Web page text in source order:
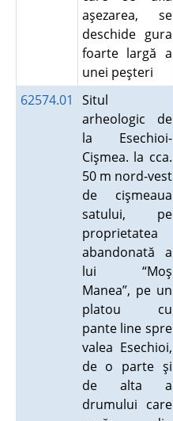
aşezarea, se
deschide gura
foarte largă a
unei peşteri
62574.01
Situl
arheologic de
la Esechioi-
Cişmea. la cca.
50 m nord-vest
de cişmeaua
satului, pe
proprietatea
abandonată a
lui “Moş
Manea”, pe un
platou cu
pante line spre
valea Esechioi,
de o parte şi
de alta a
drumului care